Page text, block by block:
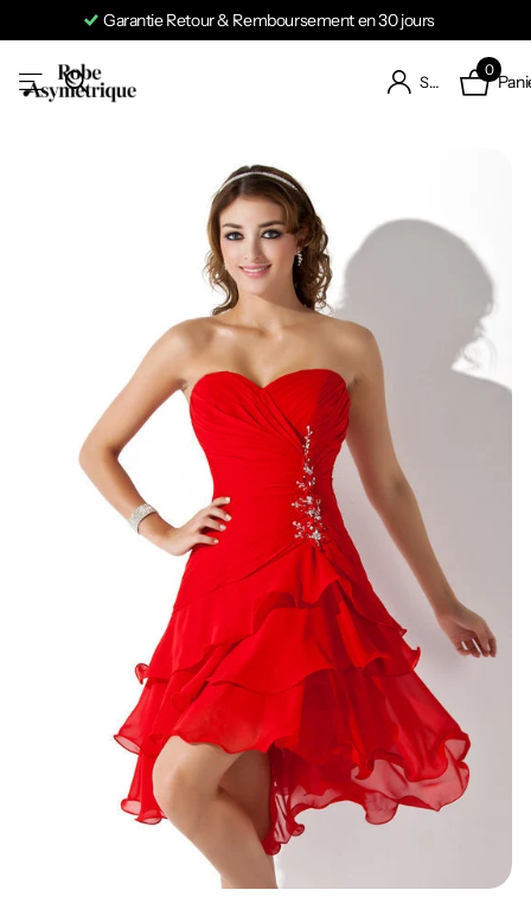
Garantie Retour & Remboursement en 30 jours
S'identifier
0